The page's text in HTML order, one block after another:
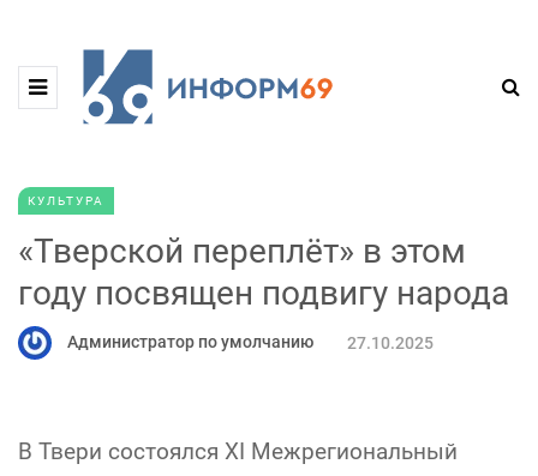
КУЛЬТУРА
«Тверской переплёт» в этом
году посвящен подвигу народа
Администратор по умолчанию 27.10.2025
В Твери состоялся XI Межрегиональный